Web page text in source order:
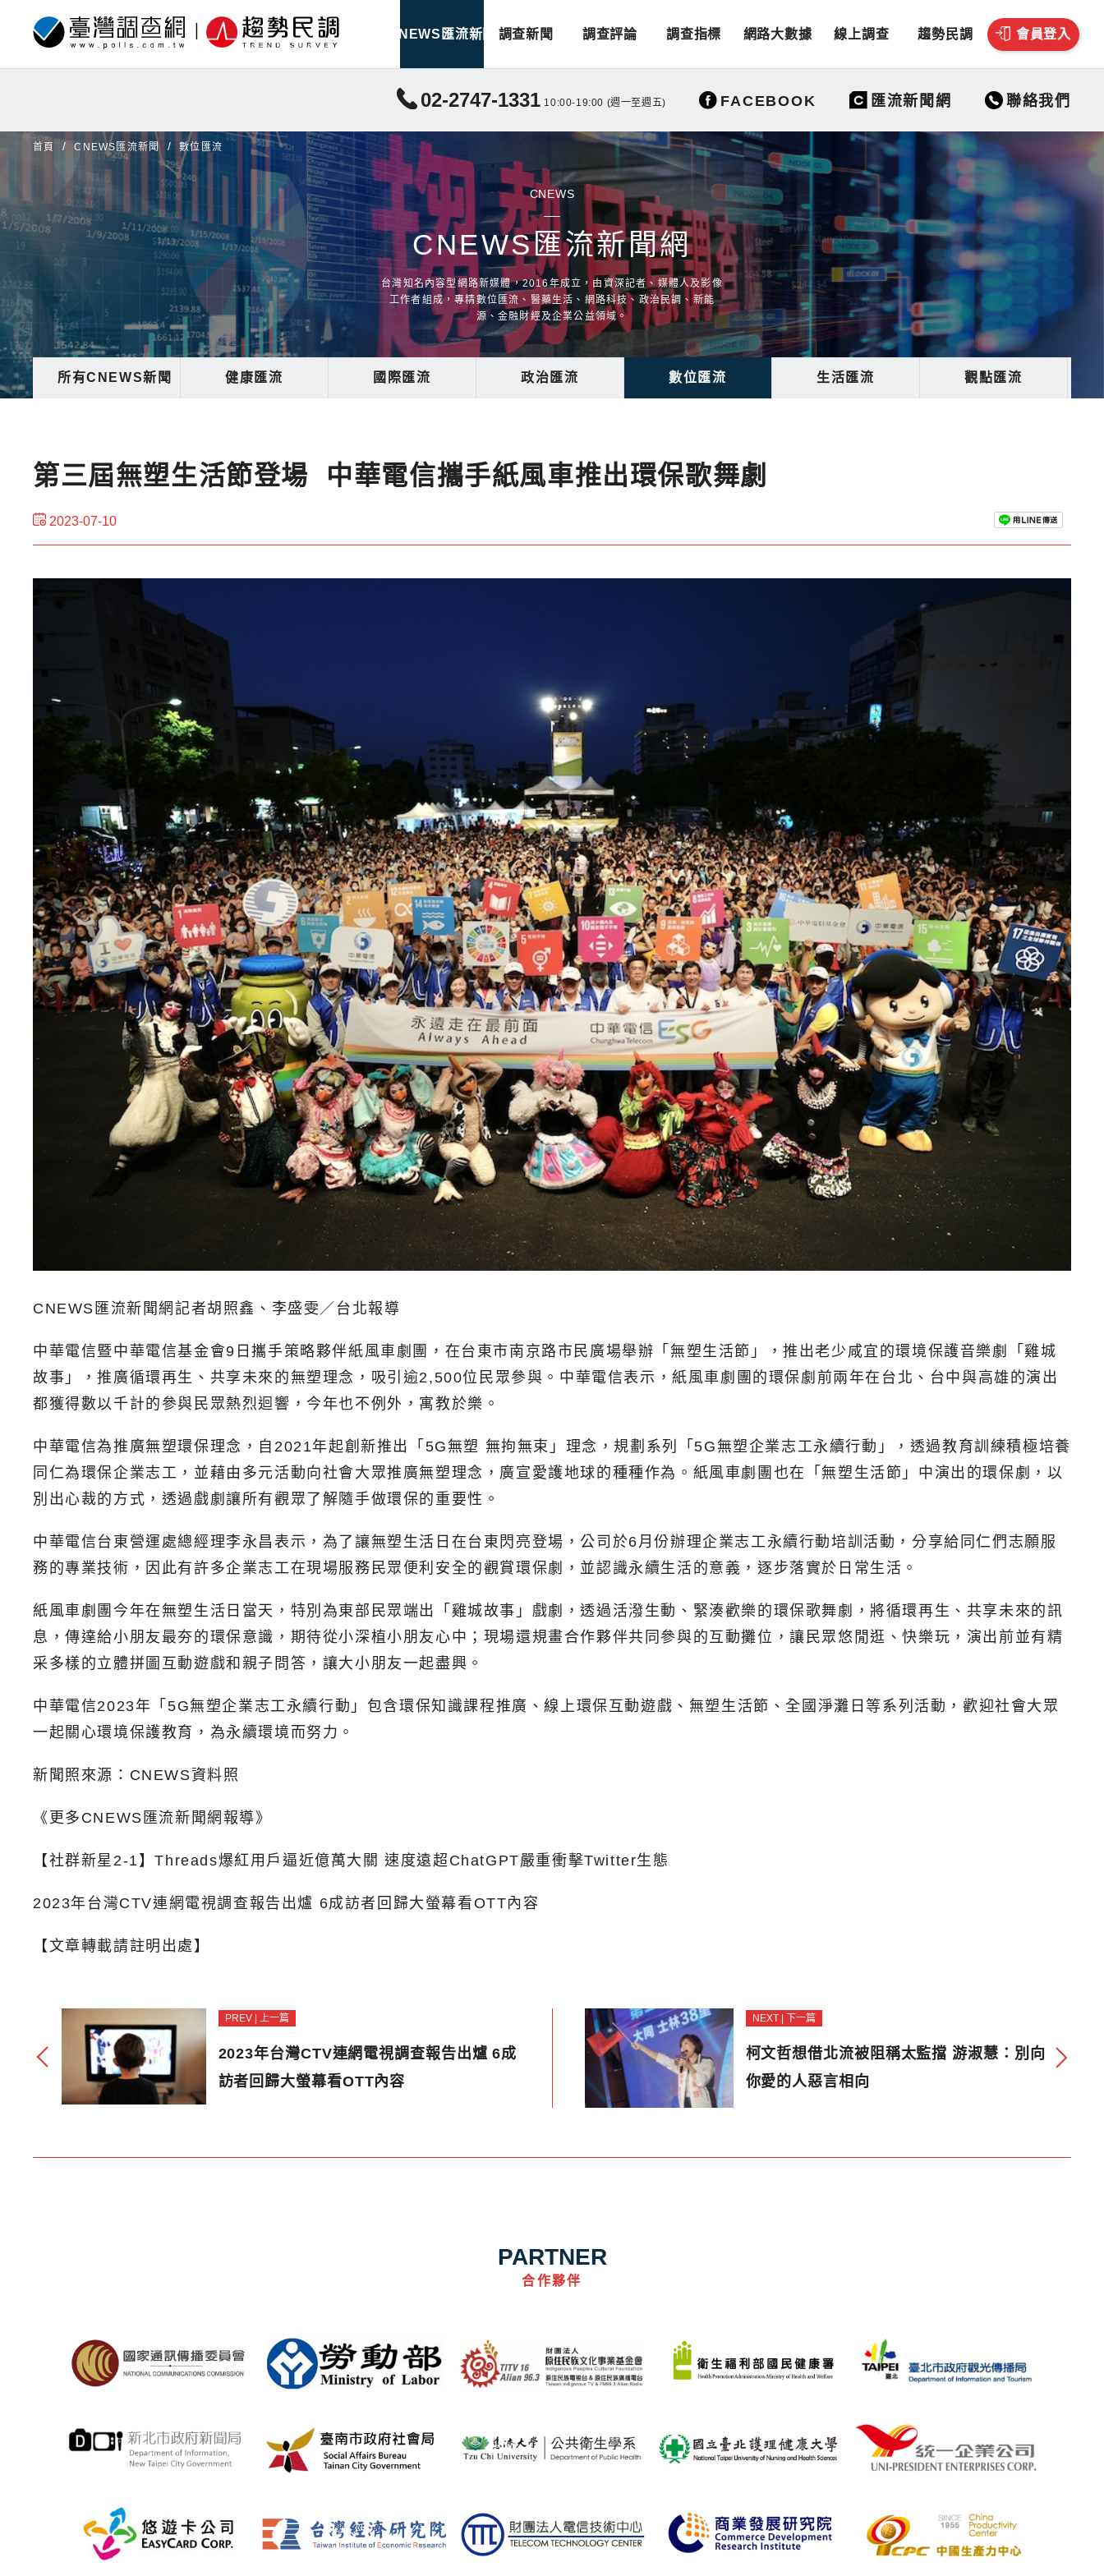
CNEWS匯流新聞 調查新聞 調查評論 調查指標 網路大數據 線上調查 趨勢民調 會員登入
02-2747-1331 10:00-19:00 (週一至週五) FACEBOOK 匯流新聞網 聯絡我們
首頁 CNEWS匯流新聞 數位匯流
CNEWS
CNEWS匯流新聞網
台灣知名內容型網路新媒體，2016年成立，由資深記者、媒體人及影像
工作者組成，專精數位匯流、醫藥生活、網路科技、政治民調、新能
源、金融財經及企業公益領域。
所有CNEWS新聞 健康匯流 國際匯流 政治匯流 數位匯流 生活匯流 觀點匯流
第三屆無塑生活節登場 中華電信攜手紙風車推出環保歌舞劇
2023-07-10
CNEWS匯流新聞網記者胡照鑫、李盛雯／台北報導
中華電信暨中華電信基金會9日攜手策略夥伴紙風車劇團，在台東市南京路市民廣場舉辦「無塑生活節」，推出老少咸宜的環境保護音樂劇「雞城
故事」，推廣循環再生、共享未來的無塑理念，吸引逾2,500位民眾參與。中華電信表示，紙風車劇團的環保劇前兩年在台北、台中與高雄的演出
都獲得數以千計的參與民眾熱烈迴響，今年也不例外，寓教於樂。
中華電信為推廣無塑環保理念，自2021年起創新推出「5G無塑 無拘無束」理念，規劃系列「5G無塑企業志工永續行動」，透過教育訓練積極培養
同仁為環保企業志工，並藉由多元活動向社會大眾推廣無塑理念，廣宣愛護地球的種種作為。紙風車劇團也在「無塑生活節」中演出的環保劇，以
別出心裁的方式，透過戲劇讓所有觀眾了解隨手做環保的重要性。
中華電信台東營運處總經理李永昌表示，為了讓無塑生活日在台東閃亮登場，公司於6月份辦理企業志工永續行動培訓活動，分享給同仁們志願服
務的專業技術，因此有許多企業志工在現場服務民眾便利安全的觀賞環保劇，並認識永續生活的意義，逐步落實於日常生活。
紙風車劇團今年在無塑生活日當天，特別為東部民眾端出「雞城故事」戲劇，透過活潑生動、緊湊歡樂的環保歌舞劇，將循環再生、共享未來的訊
息，傳達給小朋友最夯的環保意識，期待從小深植小朋友心中；現場還規畫合作夥伴共同參與的互動攤位，讓民眾悠閒逛、快樂玩，演出前並有精
采多樣的立體拼圖互動遊戲和親子問答，讓大小朋友一起盡興。
中華電信2023年「5G無塑企業志工永續行動」包含環保知識課程推廣、線上環保互動遊戲、無塑生活節、全國淨灘日等系列活動，歡迎社會大眾
一起關心環境保護教育，為永續環境而努力。
新聞照來源：CNEWS資料照
《更多CNEWS匯流新聞網報導》
【社群新星2-1】Threads爆紅用戶逼近億萬大關 速度遠超ChatGPT嚴重衝擊Twitter生態
2023年台灣CTV連網電視調查報告出爐 6成訪者回歸大螢幕看OTT內容
【文章轉載請註明出處】
PREV | 上一篇
2023年台灣CTV連網電視調查報告出爐 6成
訪者回歸大螢幕看OTT內容
NEXT | 下一篇
柯文哲想借北流被阻稱太監擋 游淑慧：別向
你愛的人惡言相向
PARTNER
合作夥伴